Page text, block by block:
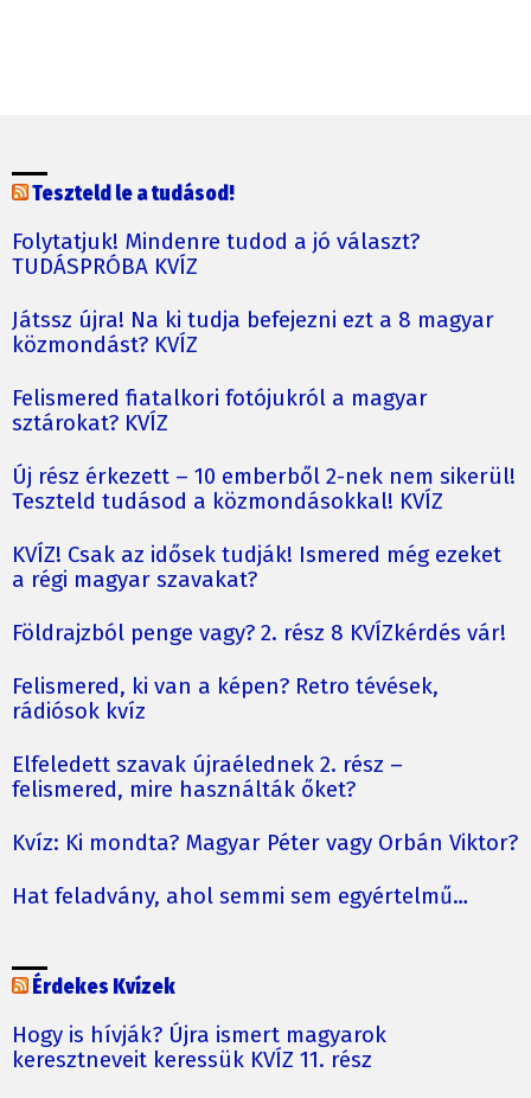
Teszteld le a tudásod!
Folytatjuk! Mindenre tudod a jó választ?
TUDÁSPRÓBA KVÍZ
Játssz újra! Na ki tudja befejezni ezt a 8 magyar
közmondást? KVÍZ
Felismered fiatalkori fotójukról a magyar
sztárokat? KVÍZ
Új rész érkezett – 10 emberből 2-nek nem sikerül!
Teszteld tudásod a közmondásokkal! KVÍZ
KVÍZ! Csak az idősek tudják! Ismered még ezeket
a régi magyar szavakat?
Földrajzból penge vagy? 2. rész 8 KVÍZkérdés vár!
Felismered, ki van a képen? Retro tévések,
rádiósok kvíz
Elfeledett szavak újraélednek 2. rész –
felismered, mire használták őket?
Kvíz: Ki mondta? Magyar Péter vagy Orbán Viktor?
Hat feladvány, ahol semmi sem egyértelmű…
Érdekes Kvízek
Hogy is hívják? Újra ismert magyarok
keresztneveit keressük KVÍZ 11. rész